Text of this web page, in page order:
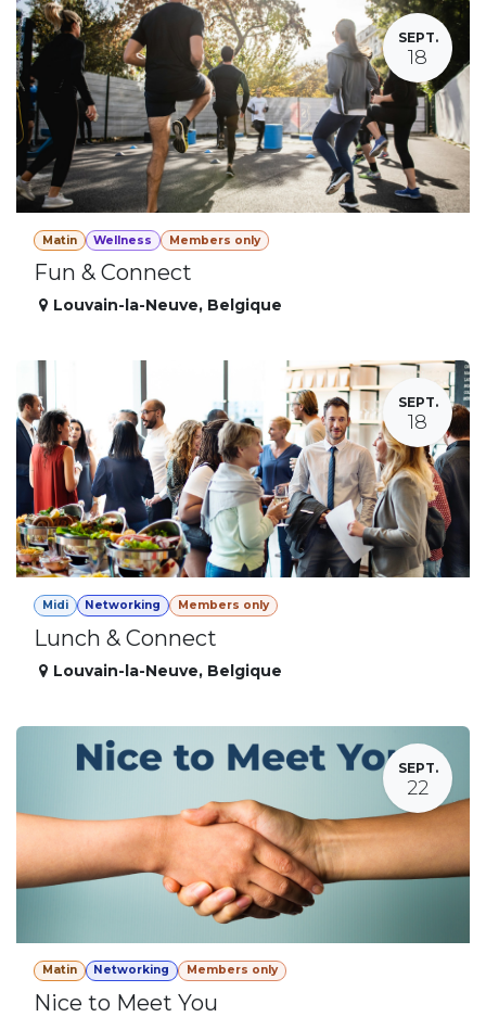
SEPT.
18
Matin Wellness Members only
Fun & Connect
Louvain-la-Neuve, Belgique
SEPT.
18
Midi Networking Members only
Lunch & Connect
Louvain-la-Neuve, Belgique
SEPT.
22
Matin Networking Members only
Nice to Meet You